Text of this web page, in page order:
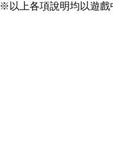
※以上各項說明均以遊戲